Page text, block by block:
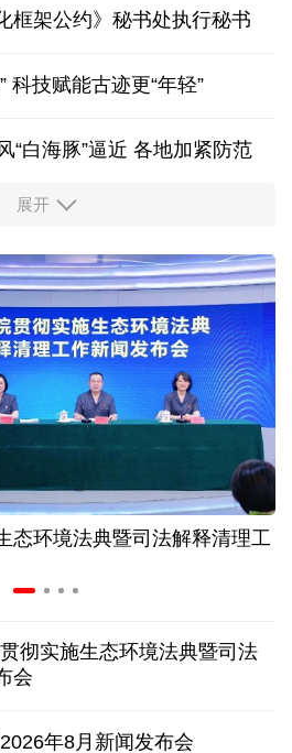
框架公约》秘书处执行秘书
科技赋能古迹更“年轻”
“白海豚”逼近 各地加紧防范
异化需求
解码今夏的清凉底气
超车 如何“皖”美提速
经济 财政金融打出"组合拳"
扩张 行业运行韧性较强
赛事激活城市发展新动能
参与袭击俄领土证据
美国劳动力市场正在走弱
展开
态环境法典暨司法解释清理工
彻实施生态环境法典暨司法
会
年8月新闻发布会